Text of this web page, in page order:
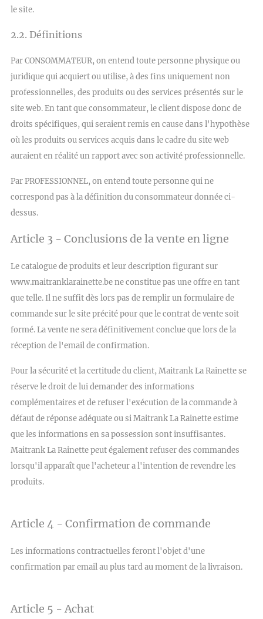
le site.
2.2. Définitions
Par CONSOMMATEUR, on entend toute personne physique ou
juridique qui acquiert ou utilise, à des fins uniquement non
professionnelles, des produits ou des services présentés sur le
site web. En tant que consommateur, le client dispose donc de
droits spécifiques, qui seraient remis en cause dans l'hypothèse
où les produits ou services acquis dans le cadre du site web
auraient en réalité un rapport avec son activité professionnelle.
Par PROFESSIONNEL, on entend toute personne qui ne
correspond pas à la définition du consommateur donnée ci-
dessus.
Article 3 - Conclusions de la vente en ligne
Le catalogue de produits et leur description figurant sur
www.maitranklarainette.bene constitue pas une offre en tant
que telle. Il ne suffit dès lors pas de remplir un formulaire de
commande sur le site précité pour que le contrat de vente soit
formé. La vente ne sera définitivement conclue que lors de la
réception de l'email de confirmation.
Pour la sécurité et la certitude du client, Maitrank La Rainette se
réserve le droit de lui demander des informations
complémentaires et de refuser l'exécution de la commande à
défaut de réponse adéquate ou si Maitrank La Rainette estime
que les informations en sa possession sont insuffisantes.
Maitrank La Rainette peut également refuser des commandes
lorsqu'il apparaît que l'acheteur a l'intention de revendre les
produits.
Article 4 - Confirmation de commande
Les informations contractuelles feront l'objet d'une
confirmation par email au plus tard au moment de la livraison.
Article 5 - Achat